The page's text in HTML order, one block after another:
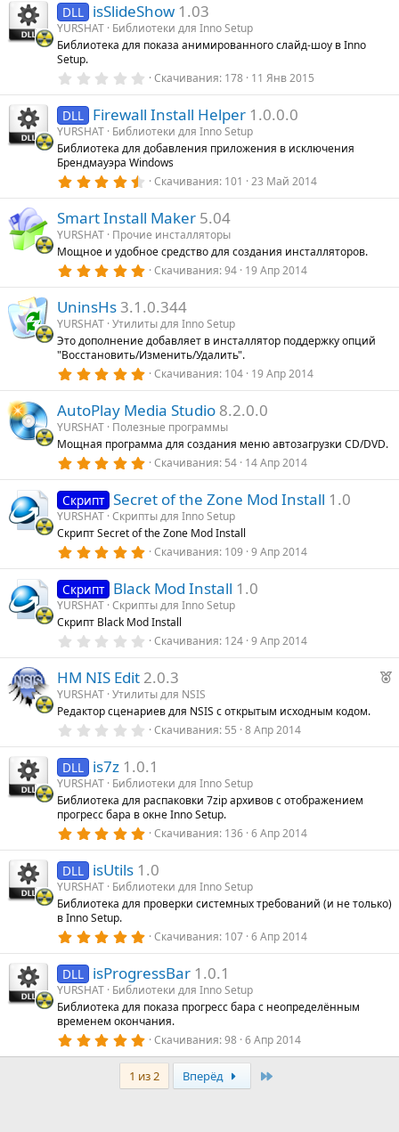
0
з
в
ё
д
DLL isSlideShow 1.03
YURSHAT Библиотеки для Inno Setup
Библиотека для показа анимированного слайд-шоу в Inno
Setup.
0
0
з
в
ё
з
д
Скачивания 178 11 Янв 2015
DLL Firewall Install Helper 1.0.0.0
YURSHAT Библиотеки для Inno Setup
Библиотека для добавления приложения в исключения
Брендмауэра Windows
4
0
з
в
ё
з
Скачивания 101 23 Май 2014
Smart Install Maker 5.04
YURSHAT Прочие инсталляторы
Мощное и удобное средство для создания инсталляторов.
5
0
з
в
ё
з
д
Скачивания 94 19 Апр 2014
UninsHs3.1.0.344
YURSHAT Утилиты для Inno Setup
Это дополнение добавляет в инсталлятор поддержку опций
"Восстановить/Изменить/Удалить".
5
0
з
в
ё
з
Скачивания 104 19 Апр 2014
AutoPlay Media Studio 8.2.0.0
YURSHAT Полезные программы
Мощная программа для создания меню автозагрузки CD/DVD.
5
0
з
в
ё
з
Скачивания 54 14 Апр 2014
Скрипт Secret of the Zone Mod Install 1.0
YURSHAT Скрипты для Inno Setup
Скрипт Secret of the Zone Mod Install
5
0
з
в
ё
з
Скачивания 109 9 Апр 2014
Скрипт Black Mod Install 1.0
YURSHAT Скрипты для Inno Setup
Скрипт Black Mod Install
0
0
з
в
ё
з
Скачивания 124 9 Апр 2014
Р
й
HM NIS Edit 2.0.3
YURSHAT Утилиты для NSIS
Редактор сценариев для NSIS с открытым исходным кодом.
0
0
з
в
ё
з
д
Скачивания 55 8 Апр 2014
DLL is7z 1.0.1
YURSHAT Библиотеки для Inno Setup
Библиотека для распаковки 7zip архивов с отображением
прогресс бара в окне Inno Setup.
5
0
з
в
ё
д
Скачивания 136 6 Апр 2014
DLL isUtils 1.0
YURSHAT Библиотеки для Inno Setup
Библиотека для проверки системных требований (и не только)
в Inno Setup.
5
0
з
в
ё
з
д
Скачивания 107 6 Апр 2014
DLL isProgressBar 1.0.1
YURSHAT Библиотеки для Inno Setup
Библиотека для показа прогресс бара с неопределённым
временем окончания.
5
0
0
з
Скачивания 98 6 Апр 2014
1 из 2 Вперёд